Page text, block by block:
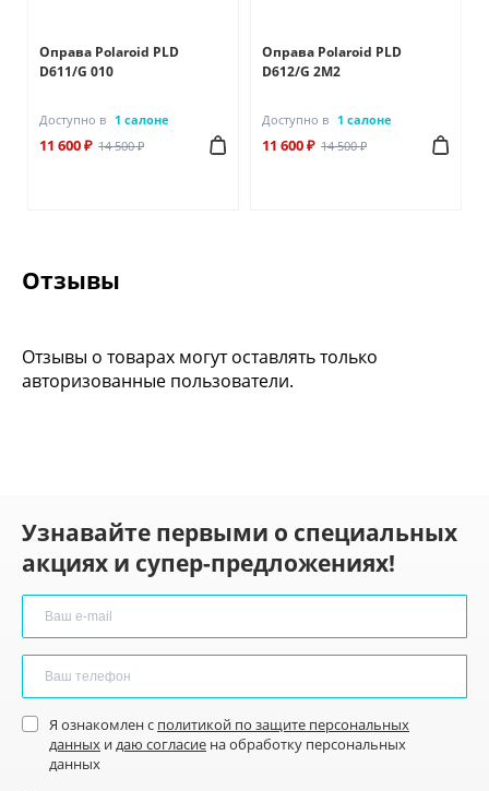
Оправа Polaroid PLD
D611/G 010
Доступно в 1 салоне
11 600 ₽ 14 500 ₽
Оправа Polaroid PLD
D612/G 2M2
Доступно в 1 салоне
11 600 ₽ 14 500 ₽
Отзывы
Отзывы о товарах могут оставлять только
авторизованные пользователи.
Узнавайте первыми о специальных
акциях и супер-предложениях!
Я ознакомлен с политикой по защите персональных
данных идаю согласие на обработку персональных
данных